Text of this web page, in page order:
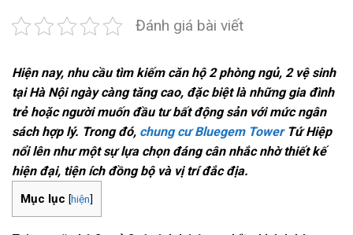
Đánh giá bài viết
Hiện nay, nhu cầu tìm kiếm căn hộ 2 phòng ngủ, 2 vệ sinh
tại Hà Nội ngày càng tăng cao, đặc biệt là những gia đình
trẻ hoặc người muốn đầu tư bất động sản với mức ngân
sách hợp lý. Trong đó, chung cư Bluegem TowerTứ Hiệp
nổi lên như một sự lựa chọn đáng cân nhắc nhờ thiết kế
hiện đại, tiện ích đồng bộ và vị trí đắc địa.
Mục lục [hiện]